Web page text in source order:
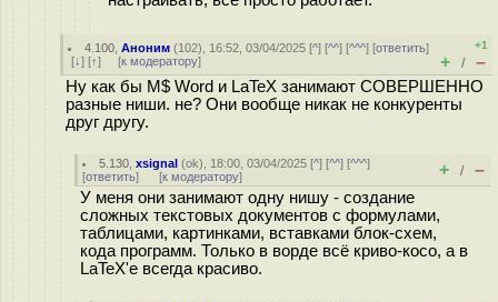
4.100 ,Аноним (102), 16:52, 03/04/2025 [^] [^^] [^^^] [ответить]
[↓] [↑] [к модератору]
+1
+ / –
Ну как бы M$ Word и LaTeX занимают СОВЕРШЕННО
разные ниши. не? Они вообще никак не конкуренты
друг другу.
5.130 ,xsignal (ok), 18:00, 03/04/2025 [^] [^^] [^^^]
[ответить] [к модератору] + / –
У меня они занимают одну нишу - создание
сложных текстовых документов с формулами,
таблицами, картинками, вставками блок-схем,
кода программ. Только в ворде всё криво-косо, а в
LaTeX'е всегда красиво.